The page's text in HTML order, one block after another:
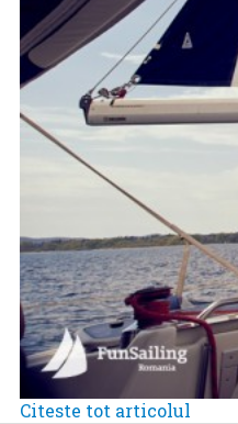
Citeste tot articolul